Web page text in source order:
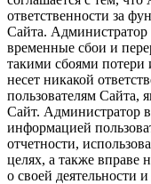
ответственности за
Сайта. Администратор
временные сбои и
такими сбоями
несет никакой
пользователям Сайта,
Сайт. Администратор
информацией
отчетности,
целях, а также вправе
о своей деятельности